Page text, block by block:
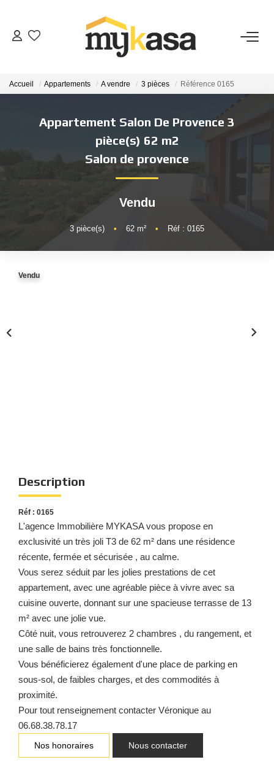
VENTES
ESTIMATION
PARRAINAGE
NOTRE AGENCE
Accueil Appartements A vendre 3 pièces Référence 0165
Appartement Salon De Provence 3
pièce(s) 62 m2
Salon de provence
Vendu
3 pièce(s) • 62 m² • Réf : 0165
Vendu
Description
Réf : 0165
L'agence Immobilière MYKASA vous propose en
exclusivité un très joli T3 de 62 m² dans une résidence
récente, fermée et sécurisée , au calme.
Vous serez séduit par les jolies prestations de cet
appartement, avec une agréable pièce à vivre avec sa
cuisine ouverte, donnant sur une spacieuse terrasse de 13
m² avec une jolie vue.
Côté nuit, vous retrouverez 2 chambres , du rangement, et
une salle de bains très fonctionnelle.
Vous bénéficierez également d'une place de parking en
sous-sol, de faibles charges, et des commodités à
proximité.
Pour tout renseignement contacter Véronique au
06.68.38.78.17
Nos honoraires Nous contacter